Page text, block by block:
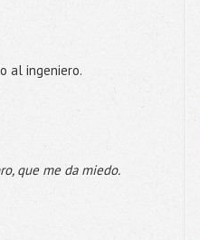
al ingeniero.
que me da miedo.